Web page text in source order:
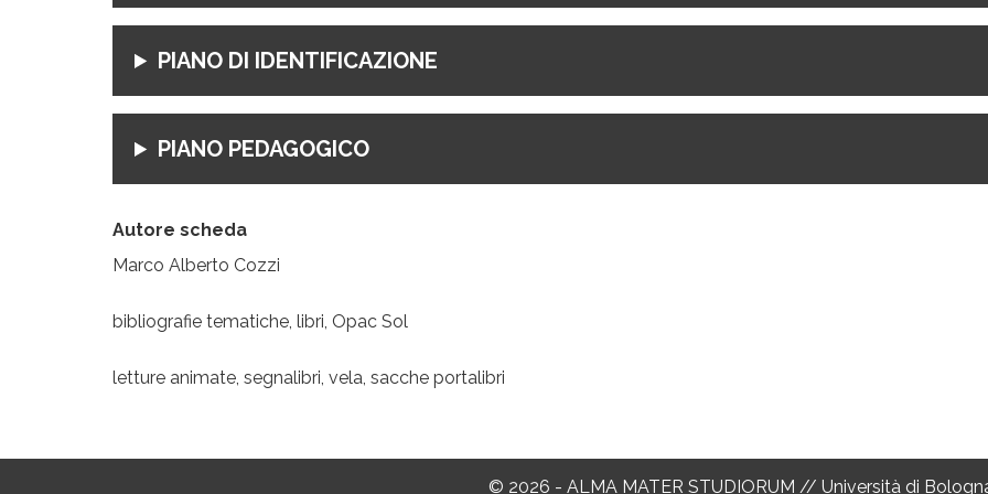
PIANO DI IDENTIFICAZIONE
PIANO PEDAGOGICO
Autore scheda
Marco Alberto Cozzi
bibliografie tematiche, libri, Opac Sol
letture animate, segnalibri, vela, sacche portalibri
© 2026 - ALMA MATER STUDIORUM // Università di